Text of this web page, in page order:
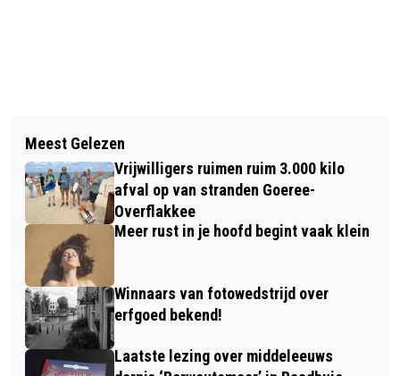
GOEDEMORGEN, HET IS VANDAAG
ZONDAG 26 MEI
GOEDEMORGEN, HET IS VANDAAG
MAANDAG 27 MEI
Meest Gelezen
Vrijwilligers ruimen ruim 3.000 kilo
afval op van stranden Goeree-
Overflakkee
Meer rust in je hoofd begint vaak klein
Winnaars van fotowedstrijd over
erfgoed bekend!
Laatste lezing over middeleeuws